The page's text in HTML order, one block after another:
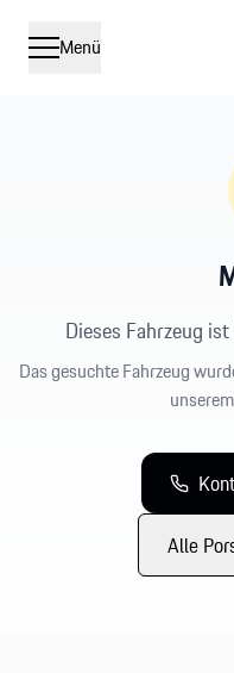
Menü
Dieses Fahrzeug
Das gesuchte Fahrzeug
Alle